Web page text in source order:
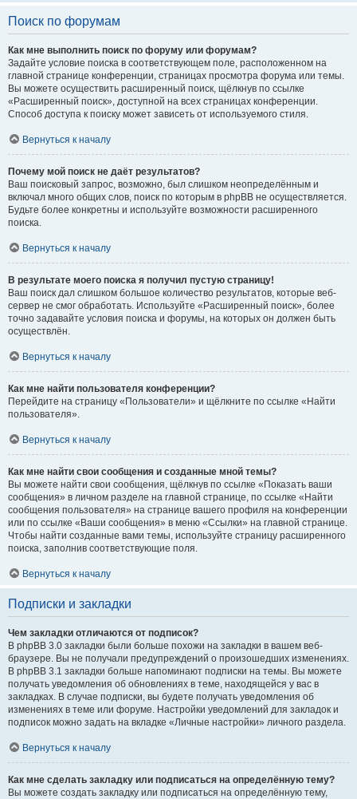
Поиск по форумам
Как мне выполнить поиск по форуму или форумам?
Задайте условие поиска в соответствующем поле, расположенном на
главной странице конференции, страницах просмотра форума или темы.
Вы можете осуществить расширенный поиск, щёлкнув по ссылке
«Расширенный поиск», доступной на всех страницах конференции.
Способ доступа к поиску может зависеть от используемого стиля.
Вернуться к началу
Почему мой поиск не даёт результатов?
Ваш поисковый запрос, возможно, был слишком неопределённым и
включал много общих слов, поиск по которым в phpBB не осуществляется.
Будьте более конкретны и используйте возможности расширенного
поиска.
Вернуться к началу
В результате моего поиска я получил пустую страницу!
Ваш поиск дал слишком большое количество результатов, которые веб-
сервер не смог обработать. Используйте «Расширенный поиск», более
точно задавайте условия поиска и форумы, на которых он должен быть
осуществлён.
Вернуться к началу
Как мне найти пользователя конференции?
Перейдите на страницу «Пользователи» и щёлкните по ссылке «Найти
пользователя».
Вернуться к началу
Как мне найти свои сообщения и созданные мной темы?
Вы можете найти свои сообщения, щёлкнув по ссылке «Показать ваши
сообщения» в личном разделе на главной странице, по ссылке «Найти
сообщения пользователя» на странице вашего профиля на конференции
или по ссылке «Ваши сообщения» в меню «Ссылки» на главной странице.
Чтобы найти созданные вами темы, используйте страницу расширенного
поиска, заполнив соответствующие поля.
Вернуться к началу
Подписки и закладки
Чем закладки отличаются от подписок?
В phpBB 3.0 закладки были больше похожи на закладки в вашем веб-
браузере. Вы не получали предупреждений о произошедших изменениях.
В phpBB 3.1 закладки больше напоминают подписки на темы. Вы можете
получать уведомления об обновлениях в теме, находящейся у вас в
закладках. В случае подписки, вы будете получать уведомления об
изменениях в теме или форуме. Настройки уведомлений для закладок и
подписок можно задать на вкладке «Личные настройки» личного раздела.
Вернуться к началу
Как мне сделать закладку или подписаться на определённую тему?
Вы можете создать закладку или подписаться на определённую тему,